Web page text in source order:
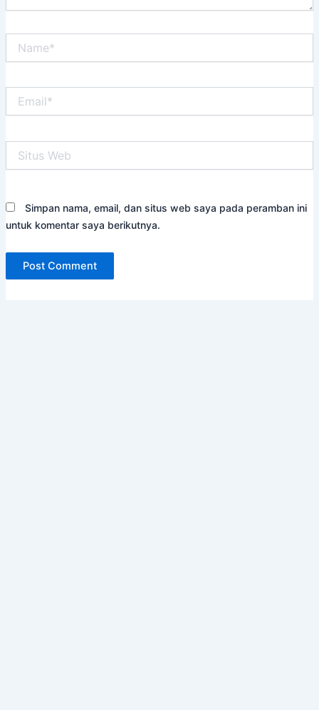
Web
Simpan nama, email, dan situs web saya pada peramban ini
untuk komentar saya berikutnya.